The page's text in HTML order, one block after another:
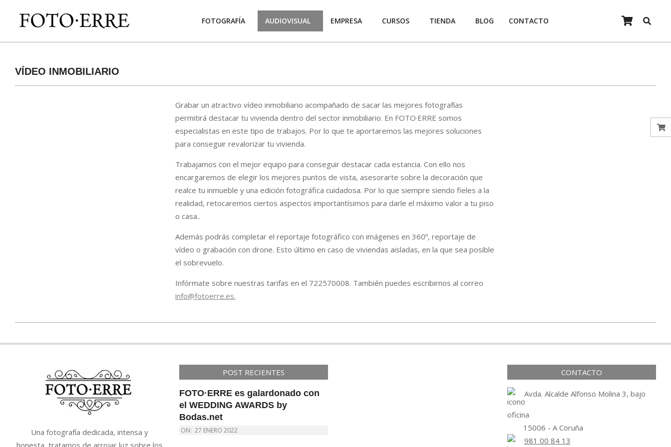
FOTOGRAFÍA AUDIOVISUAL EMPRESA CURSOS TIENDA BLOG CONTACTO Search
VÍDEO INMOBILIARIO
Grabar un atractivo vídeo inmobiliario acompañado de sacar las mejores fotografías
permitirá destacar tu vivienda dentro del sector inmobiliario. En FOTO·ERRE somos
especialistas en este tipo de trabajos. Por lo que te aportaremos las mejores soluciones
para conseguir revalorizar tu vivienda.
Trabajamos con el mejor equipo para conseguir destacar cada estancia. Con ello nos
encargaremos de elegir los mejores puntos de vista, asesorarte sobre la decoración que
realce tu inmueble y una edición fotográfica cuidadosa. Por lo que siempre siendo fieles a la
realidad, retocaremos ciertos aspectos importantísimos para darle el máximo valor a tu piso
o casa..
Además podrás completar el reportaje fotográfico con imágenes en 360º, reportaje de
vídeo o grabación con drone. Esto último en caso de viviendas aisladas, en la que sea posible
el sobrevuelo.
Infórmate sobre nuestras tarifas en el 722570008. También puedes escribirnos al correo
info@fotoerre.es.
04-
Una fotografía dedicada, intensa y
honesta, tratamos de arrojar luz sobre los
POST RECIENTES
FOTO·ERRE es galardonado con
el WEDDING AWARDS by
Bodas.net
ON: 27 ENERO 2022
CONTACTO
Avda. Alcalde Alfonso Molina 3, bajo
15006 - A Coruña
981 00 84 13